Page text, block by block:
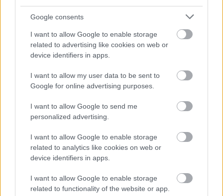
Google consents
I want to allow Google to enable storage
related to advertising like cookies on web or
device identifiers in apps.
I want to allow my user data to be sent to
Google for online advertising purposes.
I want to allow Google to send me
personalized advertising.
I want to allow Google to enable storage
related to analytics like cookies on web or
device identifiers in apps.
I want to allow Google to enable storage
related to functionality of the website or app.
Támogatás
Támogasd adományoddal
Kapcsolódó hírek